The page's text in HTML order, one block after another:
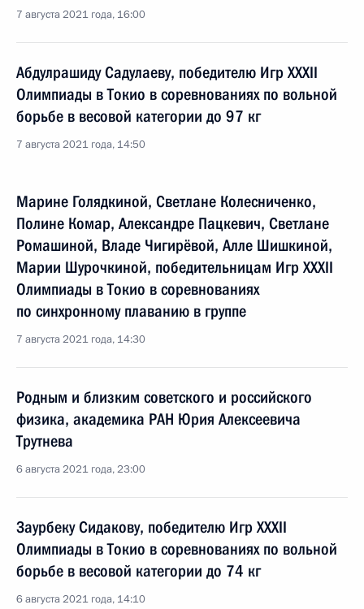
7 августа 2021 года, 16:00
Абдулрашиду Садулаеву, победителю Игр XXXII
Олимпиады в Токио в соревнованиях по вольной
борьбе в весовой категории до 97 кг
7 августа 2021 года, 14:50
Марине Голядкиной, Светлане Колесниченко,
Полине Комар, Александре Пацкевич, Светлане
Ромашиной, Владе Чигирёвой, Алле Шишкиной,
Марии Шурочкиной, победительницам Игр XXXII
Олимпиады в Токио в соревнованиях
по синхронному плаванию в группе
7 августа 2021 года, 14:30
Родным и близким советского и российского
физика, академика РАН Юрия Алексеевича
Трутнева
6 августа 2021 года, 23:00
Заурбеку Сидакову, победителю Игр XXXII
Олимпиады в Токио в соревнованиях по вольной
борьбе в весовой категории до 74 кг
6 августа 2021 года, 14:10